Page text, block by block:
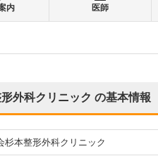
内 医師
外科クリニック の基本情報
杉本整形外科クリニック